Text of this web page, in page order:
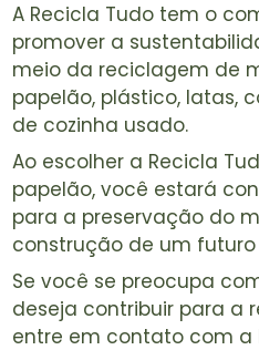
A Recicla Tudo tem o
promover a
meio da reciclagem de
papelão, plástico, latas,
de cozinha usado.
Ao escolher a Recicla
papelão, você estará
para a preservação do
construção de um
Se você se preocupa
deseja contribuir para a
entre em contato com a